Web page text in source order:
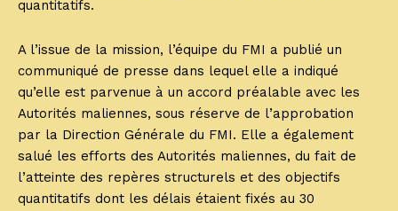
quantitatifs.
A l’issue de la mission, l’équipe du FMI a publié un
communiqué de presse dans lequel elle a indiqué
qu’elle est parvenue à un accord préalable avec les
Autorités maliennes, sous réserve de l’approbation
par la Direction Générale du FMI. Elle a également
salué les efforts des Autorités maliennes, du fait de
l’atteinte des repères structurels et des objectifs
quantitatifs dont les délais étaient fixés au 30